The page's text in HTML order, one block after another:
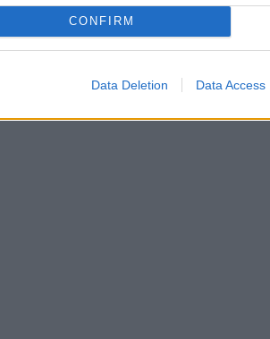
CONFIRM
Data Deletion Data Access
ανάρτηση για τον
Αχιλλέα Θεοφίλου